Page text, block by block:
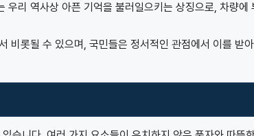
리 역사상 아픈 기억을 불러일으키는 상징으로, 차량에
비롯될 수 있으며, 국민들은 정서적인 관점에서 이를 받